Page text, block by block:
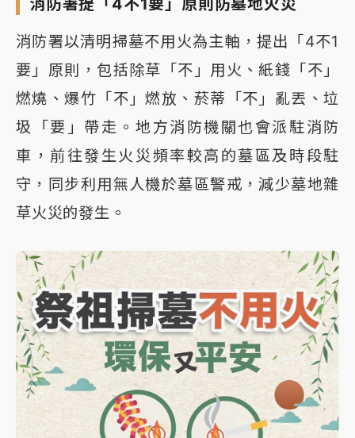
消防署以清明掃墓不用火為主軸，提出「4不1
要」原則，包括除草「不」用火、紙錢「不」
燃燒、爆竹「不」燃放、菸蒂「不」亂丟、垃
圾「要」帶走。地方消防機關也會派駐消防
車，前往發生火災頻率較高的墓區及時段駐
守，同步利用無人機於墓區警戒，減少墓地雜
草火災的發生。